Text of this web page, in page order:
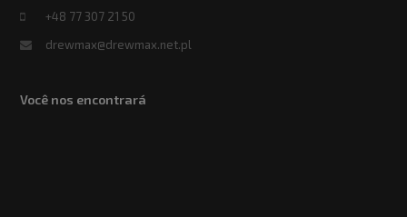
+48 77 307 21 50
drewmax@drewmax.net.pl
Você nos encontrará